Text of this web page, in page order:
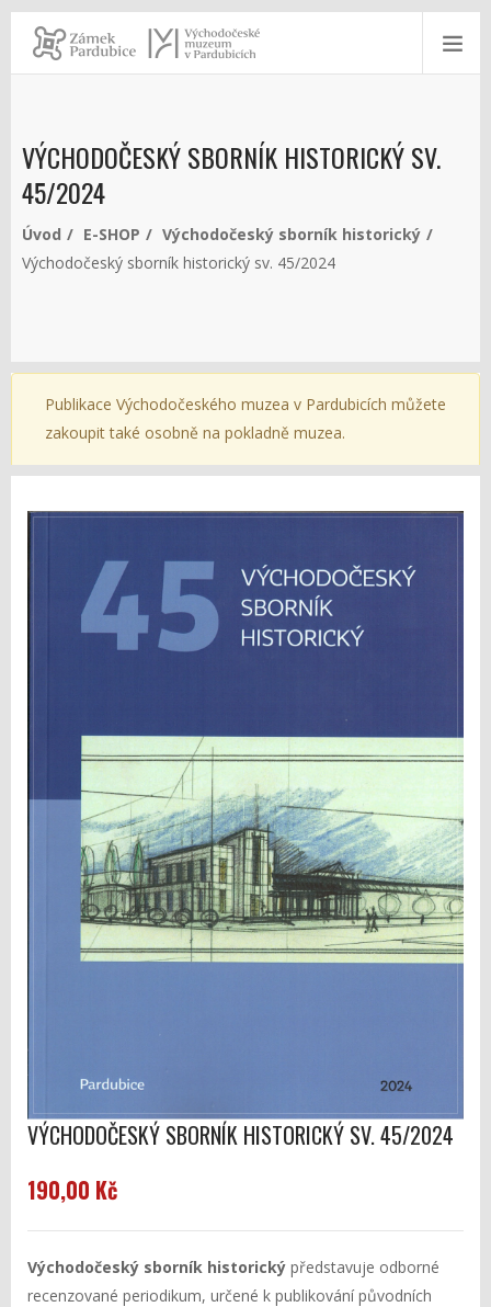
VÝCHODOČESKÝ SBORNÍK HISTORICKÝ SV.
45/2024
Úvod E-SHOP
Východočeský sborník historický
Východočeský sborník historický sv. 45/2024
Publikace Východočeského muzea v Pardubicích můžete
zakoupit také osobně na pokladně muzea.
VÝCHODOČESKÝ SBORNÍK HISTORICKÝ SV. 45/2024
190,00 Kč
Východočeský sborník historický představuje odborné
recenzované periodikum, určené k publikování původních